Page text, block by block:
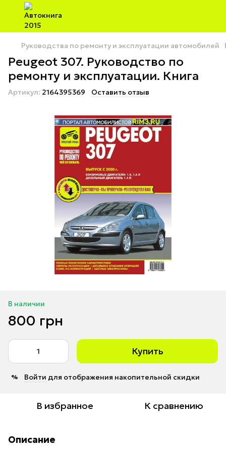
Руководства по ремонту и эксплуатации автомобилей
Peugeot 307. Руководство по
ремонту и эксплуатации. Книга
Артикул: 2164395369 Оставить отзыв
В наличии
800 грн
Купить
% Войти для отображения накопительной скидки
В избранное К сравнению
Описание